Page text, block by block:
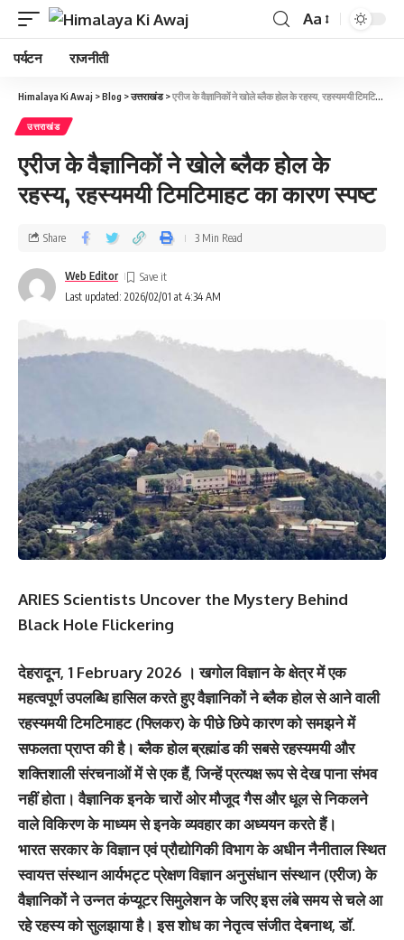
Aa
पर्यटन राजनीती
Himalaya Ki Awaj >Blog >उत्तराखंड>एरीज के वैज्ञानिकों ने खोले ब्लैक होल के रहस्य, रहस्यमयी टिमटिमाहट का कारण स्पष्ट
उत्तराखंड
एरीज के वैज्ञानिकों ने खोले ब्लैक होल के
रहस्य, रहस्यमयी टिमटिमाहट का कारण स्पष्ट
Last updated: 2026/02/01 at 4:34 AM
Web Editor
Share 3 Min Read
ARIES Scientists Uncover the Mystery Behind
Black Hole Flickering
देहरादून, 1 February 2026 । खगोल विज्ञान के क्षेत्र में एक
महत्वपूर्ण उपलब्धि हासिल करते हुए वैज्ञानिकों ने ब्लैक होल से आने वाली
रहस्यमयी टिमटिमाहट (फ्लिकर) के पीछे छिपे कारण को समझने में
सफलता प्राप्त की है। ब्लैक होल ब्रह्मांड की सबसे रहस्यमयी और
शक्तिशाली संरचनाओं में से एक हैं, जिन्हें प्रत्यक्ष रूप से देख पाना संभव
नहीं होता। वैज्ञानिक इनके चारों ओर मौजूद गैस और धूल से निकलने
वाले विकिरण के माध्यम से इनके व्यवहार का अध्ययन करते हैं।
भारत सरकार के विज्ञान एवं प्रौद्योगिकी विभाग के अधीन नैनीताल स्थित
स्वायत्त संस्थान आर्यभट्ट प्रेक्षण विज्ञान अनुसंधान संस्थान (एरीज) के
वैज्ञानिकों ने उन्नत कंप्यूटर सिमुलेशन के जरिए इस लंबे समय से चले आ
रहे रहस्य को सुलझाया है। इस शोध का नेतृत्व संजीत देबनाथ, डॉ.